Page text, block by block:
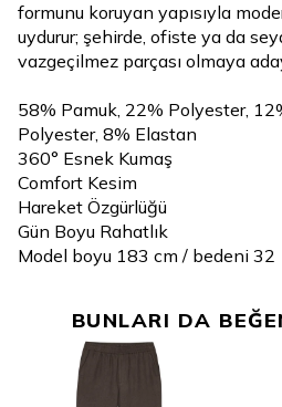
formunu koruyan yapısıyla
uydurur; şehirde, ofiste ya da
vazgeçilmez parçası olmaya
58% Pamuk, 22% Polyester,
Polyester, 8% Elastan
360° Esnek Kumaş
Comfort Kesim
Hareket Özgürlüğü
Gün Boyu Rahatlık
Model boyu 183 cm / bedeni 32
BUNLARI DA